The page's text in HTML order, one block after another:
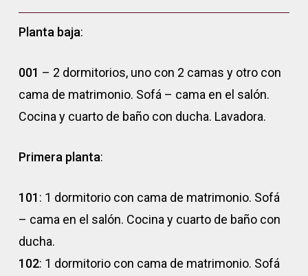
Planta baja:
001 – 2 dormitorios, uno con 2 camas y otro con
cama de matrimonio. Sofá – cama en el salón.
Cocina y cuarto de baño con ducha. Lavadora.
Primera planta:
101: 1 dormitorio con cama de matrimonio. Sofá
– cama en el salón. Cocina y cuarto de baño con
ducha.
102: 1 dormitorio con cama de matrimonio. Sofá